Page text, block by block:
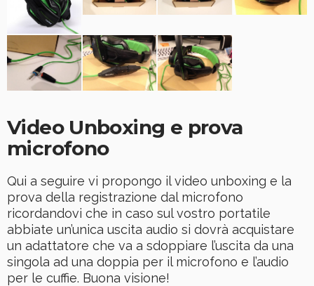
Video Unboxing e prova
microfono
Qui a seguire vi propongo il video unboxing e la
prova della registrazione dal microfono
ricordandovi che in caso sul vostro portatile
abbiate un’unica uscita audio si dovrà acquistare
un adattatore che va a sdoppiare l’uscita da una
singola ad una doppia per il microfono e l’audio
per le cuffie. Buona visione!